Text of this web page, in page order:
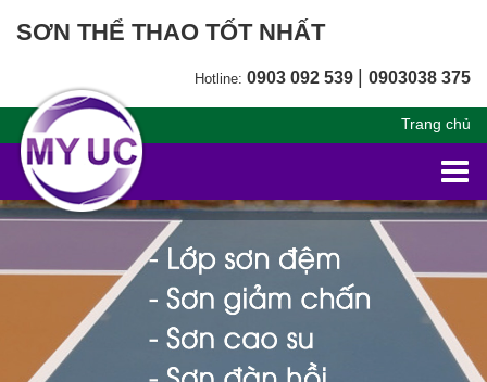
SƠN THỂ THAO TỐT NHẤT
Hotline: 0903 092 539 0903038 375
Trang chủ